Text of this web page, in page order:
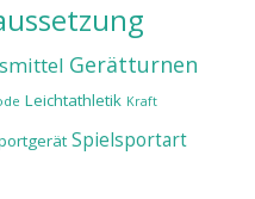
Gerätturnen
Leichtathletik Kraft
Spielsportart